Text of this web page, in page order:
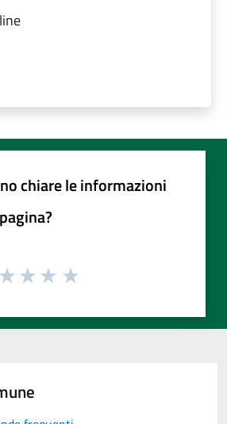
chiare le informazioni